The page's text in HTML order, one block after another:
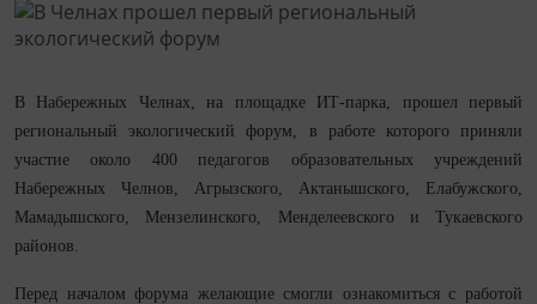
В Набережных Челнах, на площадке ИТ-парка, прошел первый
региональный экологический форум, в работе которого приняли
участие около 400 педагогов образовательных учреждений
Набережных Челнов, Агрызского, Актанышского, Елабужского,
Мамадышского, Мензелинского, Менделеевского и Тукаевского
районов.
Перед началом форума желающие смогли ознакомиться с работой